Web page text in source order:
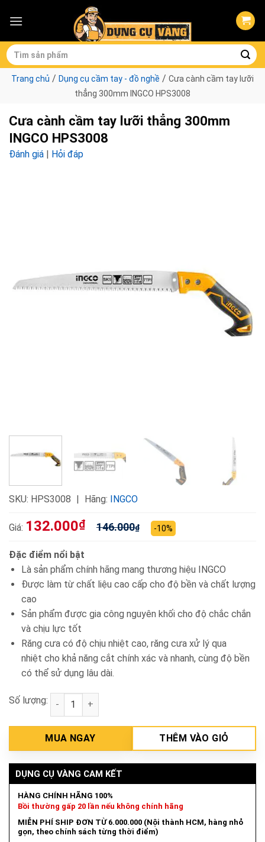
Tìm
kiếm:
Trang chủ / Dụng cụ cầm tay - đồ nghề / Cưa cành cầm tay lưỡi
thẳng 300mm INGCO HPS3008
Cưa cành cầm tay lưỡi thẳng 300mm
INGCO HPS3008
Đánh giá | Hỏi đáp
SKU: HPS3008 Hãng: INGCO
Giá: 132.000₫ 146.000₫ -10%
Đặc điểm nổi bật
Là sản phẩm chính hãng mang thương hiệu INGCO
Được làm từ chất liệu cao cấp cho độ bền và chất lượng
cao
Sản phẩm được gia công nguyên khối cho độ chắc chắn
và chịu lực tốt
Răng cưa có độ chịu nhiệt cao, răng cưa xử lý qua
nhiệt cho khả năng cắt chính xác và nhanh, cùng độ bền
có thể sử dụng lâu dài.
Số lượng: Cưa cành cầm tay lưỡi thẳng 300mm INGCO
MUA NGAY THÊM VÀO GIỎ
DỤNG CỤ VÀNG CAM KẾT
HÀNG CHÍNH HÃNG 100%
Bồi thường gấp 20 lần nếu không chính hãng
MIỄN PHÍ SHIP ĐƠN TỪ 6.000.000 (Nội thành HCM, hàng nhỏ
gọn, theo chính sách từng thời điểm)